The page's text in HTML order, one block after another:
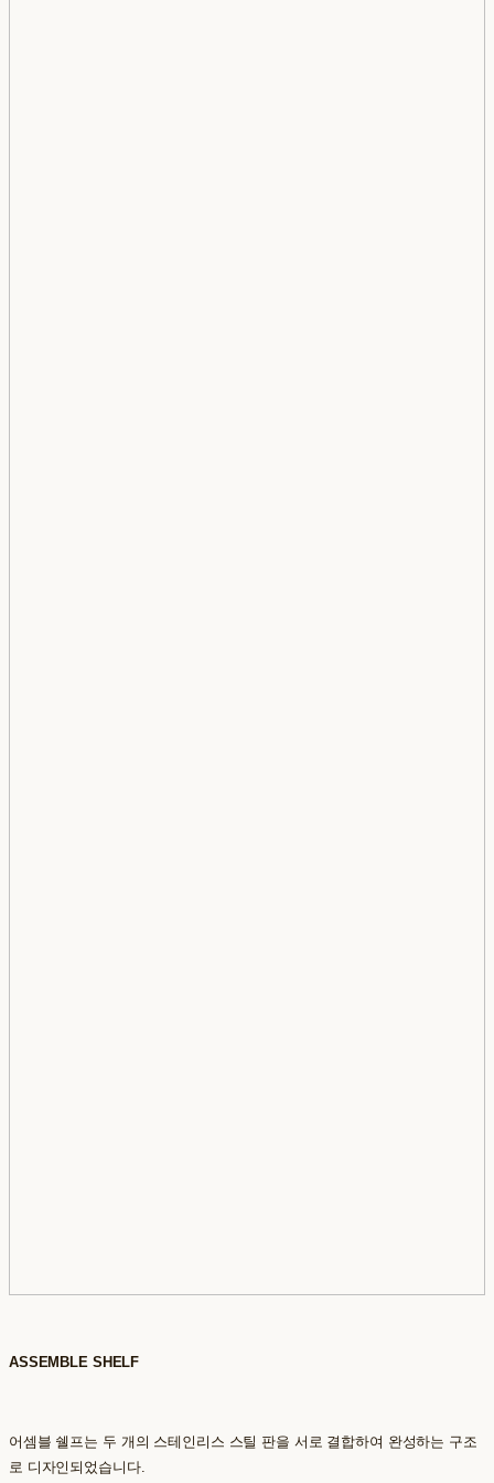
ASSEMBLE SHELF
어셈블 쉘프는 두 개의 스테인리스 스틸 판을 서로 결합하여 완성하는 구조
로 디자인되었습니다.